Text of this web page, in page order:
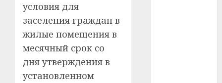
условия для
заселения граждан в
жилые помещения в
месячный срок со
дня утверждения в
установленном